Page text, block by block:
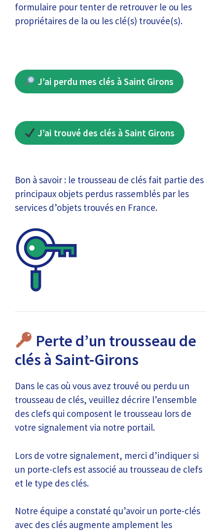
formulaire pour tenter de retrouver le ou les
propriétaires de la ou les clé(s) trouvée(s).
J’ai perdu mes clés à Saint Girons
J’ai trouvé des clés à Saint Girons
Bon à savoir : le trousseau de clés fait partie des
principaux objets perdus rassemblés par les
services d’objets trouvés en France.
Perte d’un trousseau de
clés à Saint-Girons
Dans le cas où vous avez trouvé ou perdu un
trousseau de clés, veuillez décrire l’ensemble
des clefs qui composent le trousseau lors de
votre signalement via notre portail.
Lors de votre signalement, merci d’indiquer si
un porte-clefs est associé au trousseau de clefs
et le type des clés.
Notre équipe a constaté qu’avoir un porte-clés
avec des clés augmente amplement les